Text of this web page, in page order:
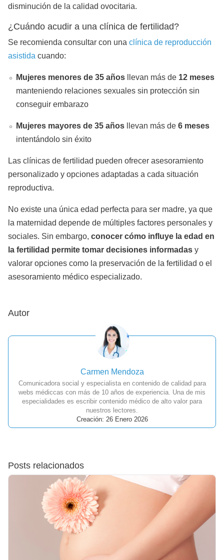
disminución de la calidad ovocitaria.
¿Cuándo acudir a una clínica de fertilidad?
Se recomienda consultar con una clínica de reproducción
asistida cuando:
Mujeres menores de 35 años llevan más de 12 meses
manteniendo relaciones sexuales sin protección sin
conseguir embarazo
Mujeres mayores de 35 años llevan más de 6 meses
intentándolo sin éxito
Las clínicas de fertilidad pueden ofrecer asesoramiento
personalizado y opciones adaptadas a cada situación
reproductiva.
No existe una única edad perfecta para ser madre, ya que
la maternidad depende de múltiples factores personales y
sociales. Sin embargo, conocer cómo influye la edad en
la fertilidad permite tomar decisiones informadas y
valorar opciones como la preservación de la fertilidad o el
asesoramiento médico especializado.
Autor
Carmen Mendoza
Comunicadora social y especialista en contenido de calidad para
webs médiccas con más de 10 años de experiencia. Una de mis
especialidades es escribir contenido médico de alto valor para
nuestros lectores.
Creación: 26 Enero 2026
Posts relacionados